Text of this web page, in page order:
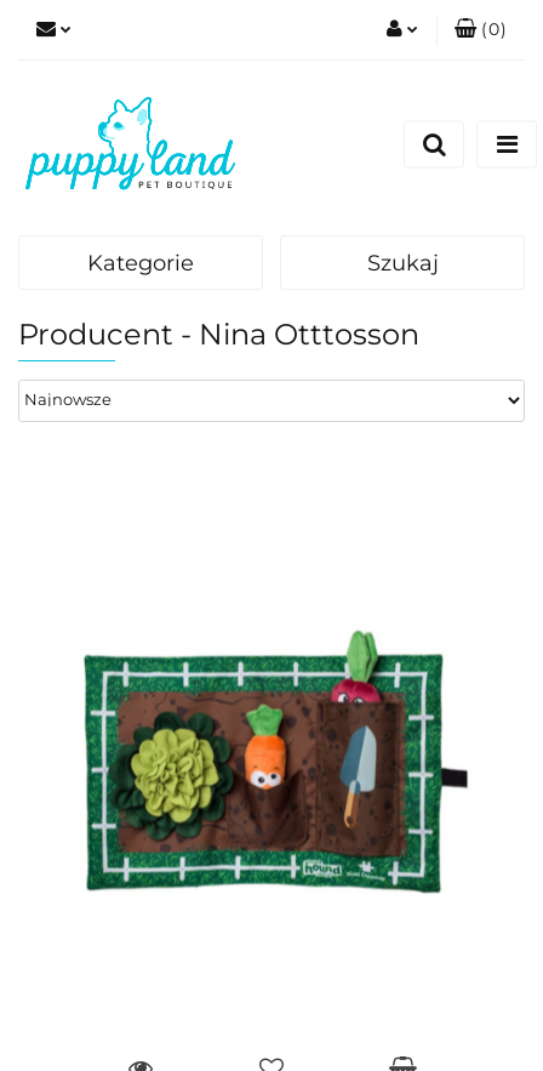
(0)
Kategorie Szukaj
Producent - Nina Otttosson